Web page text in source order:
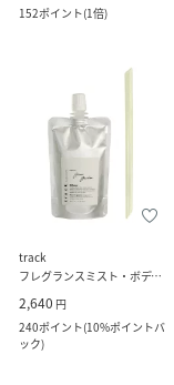
152ポイント(1倍)
track
フレグランスミスト・ボディミスト
2,640 円
240ポイント(10%ポイントバ
ック)